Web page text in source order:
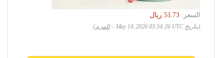
السعر:
‏51.73 ريال
(بتاريخ May 14, 2026 03:54:26 UTC – للمزيد)